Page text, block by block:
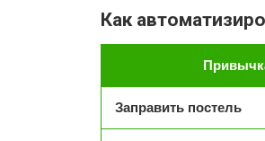
Как
Заправить постель